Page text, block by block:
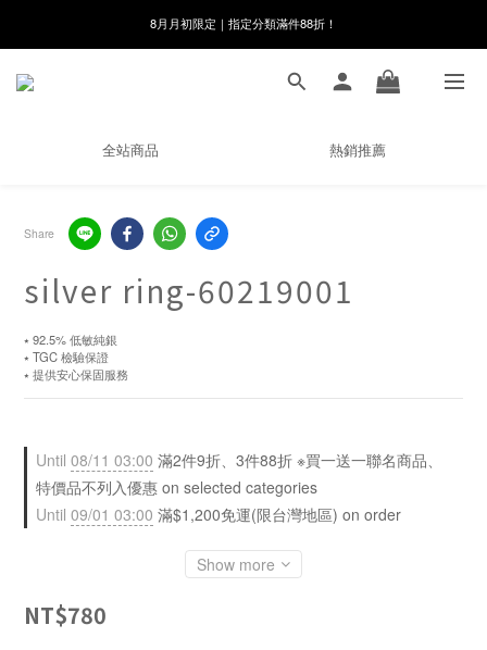
8月月初限定｜指定分類滿件88折！
線在，好事發生｜祈願新品 第2件享9折
🌸新會員限定🌸註冊送$100購物金
全站商品 熱銷推薦
Share
silver ring-60219001
⭑ 92.5% 低敏純銀
⭑ TGC 檢驗保證
⭑ 提供安心保固服務
Until 08/11 03:00 滿2件9折、3件88折 ※買一送一聯名商品、
特價品不列入優惠 on selected categories
Until 09/01 03:00 滿$1,200免運(限台灣地區) on order
Show more
NT$780